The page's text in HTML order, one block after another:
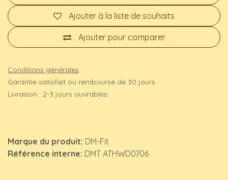
Ajouter pour comparer
Ajouter à la liste de souhaits
Conditions générales
Garantie satisfait ou remboursé de 30 jours
Livraison : 2-3 jours ouvrables
Marque du produit: DM-Fit
Référence interne: DMT ATHWD0706